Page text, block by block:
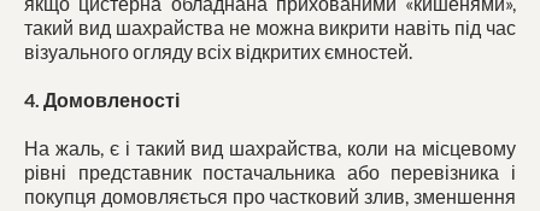
такий вид шахрайства не можна викрити навіть під час
візуального огляду всіх відкритих ємностей.
4. Домовленості
На жаль, є і такий вид шахрайства, коли на місцевому
рівні представник постачальника або перевізника і
покупця домовляється про частковий злив, зменшення